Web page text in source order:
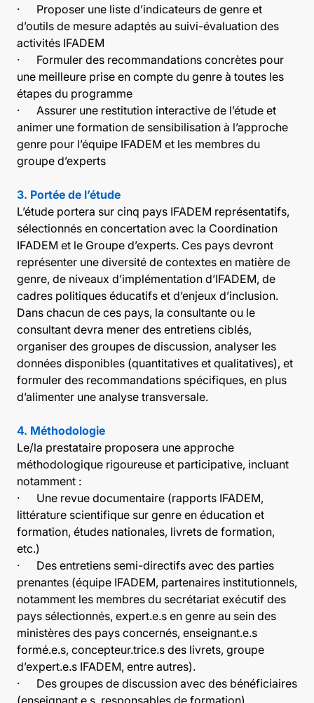
· Proposer une liste d’indicateurs de genre et
d’outils de mesure adaptés au suivi-évaluation des
activités IFADEM
· Formuler des recommandations concrètes pour
une meilleure prise en compte du genre à toutes les
étapes du programme
· Assurer une restitution interactive de l’étude et
animer une formation de sensibilisation à l’approche
genre pour l’équipe IFADEM et les membres du
groupe d’experts
3. Portée de l’étude
L’étude portera sur cinq pays IFADEM représentatifs,
sélectionnés en concertation avec la Coordination
IFADEM et le Groupe d’experts. Ces pays devront
représenter une diversité de contextes en matière de
genre, de niveaux d’implémentation d’IFADEM, de
cadres politiques éducatifs et d’enjeux d’inclusion.
Dans chacun de ces pays, la consultante ou le
consultant devra mener des entretiens ciblés,
organiser des groupes de discussion, analyser les
données disponibles (quantitatives et qualitatives), et
formuler des recommandations spécifiques, en plus
d’alimenter une analyse transversale.
4. Méthodologie
Le/la prestataire proposera une approche
méthodologique rigoureuse et participative, incluant
notamment :
· Une revue documentaire (rapports IFADEM,
littérature scientifique sur genre en éducation et
formation, études nationales, livrets de formation,
etc.)
· Des entretiens semi-directifs avec des parties
prenantes (équipe IFADEM, partenaires institutionnels,
notamment les membres du secrétariat exécutif des
pays sélectionnés, expert.e.s en genre au sein des
ministères des pays concernés, enseignant.e.s
formé.e.s, concepteur.trice.s des livrets, groupe
d’expert.e.s IFADEM, entre autres).
· Des groupes de discussion avec des bénéficiaires
(enseignant.e.s, responsables de formation)